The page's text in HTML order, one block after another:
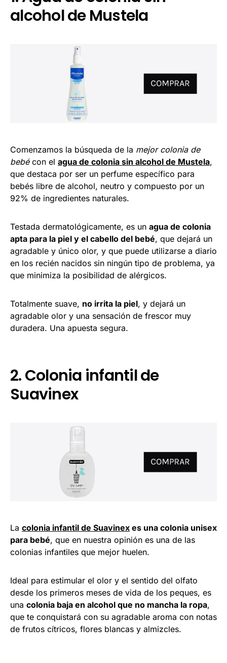
alcohol de Mustela
Comenzamos la búsqueda de la mejor colonia de
bebécon el agua de colonia sin alcohol de Mustela,
que destaca por ser un perfume específico para
bebés libre de alcohol, neutro y compuesto por un
92% de ingredientes naturales.
Testada dermatológicamente, es un agua de colonia
apta para la piel y el cabello del bebé, que dejará un
agradable y único olor, y que puede utilizarse a diario
en los recién nacidos sin ningún tipo de problema, ya
que minimiza la posibilidad de alérgicos.
Totalmente suave, no irrita la piel, y dejará un
agradable olor y una sensación de frescor muy
duradera. Una apuesta segura.
2. Colonia infantil de
Suavinex
La colonia infantil de Suavinex es una colonia unisex
para bebé, que en nuestra opinión es una de las
colonias infantiles que mejor huelen.
Ideal para estimular el olor y el sentido del olfato
desde los primeros meses de vida de los peques, es
una colonia baja en alcohol que no mancha la ropa,
que te conquistará con su agradable aroma con notas
de frutos cítricos, flores blancas y almizcles.